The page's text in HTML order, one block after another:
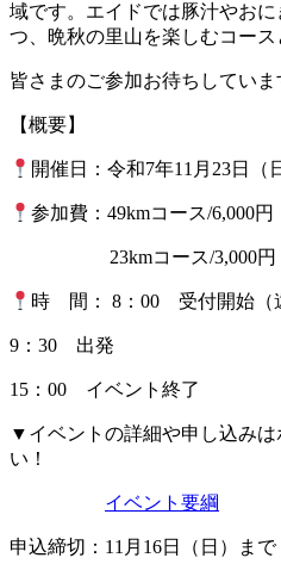
域です。エイドでは豚汁やお
つ、晩秋の里山を楽しむコース
皆さまのご参加お待ちしていま
【概要】
開催日：令和7年11月23日（
参加費：49kmコース/6,000円
23kmコース/3,000円
時 間： 8：00 受付開始（
9：30 出発
15：00 イベント終了
▼イベントの詳細や申し込みは
い！
イベント要綱
申込締切：11月16日（日）まで